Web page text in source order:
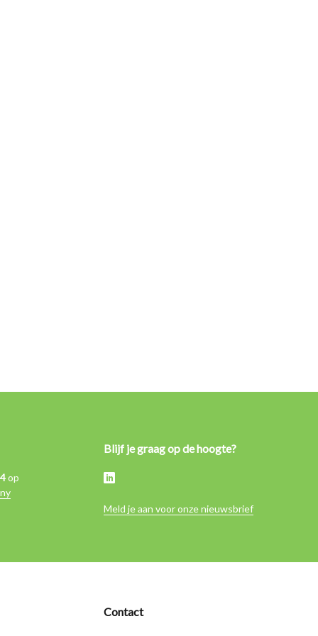
op
Blijf je graag op de hoogte?
Meld je aan voor onze nieuwsbrief
Contact